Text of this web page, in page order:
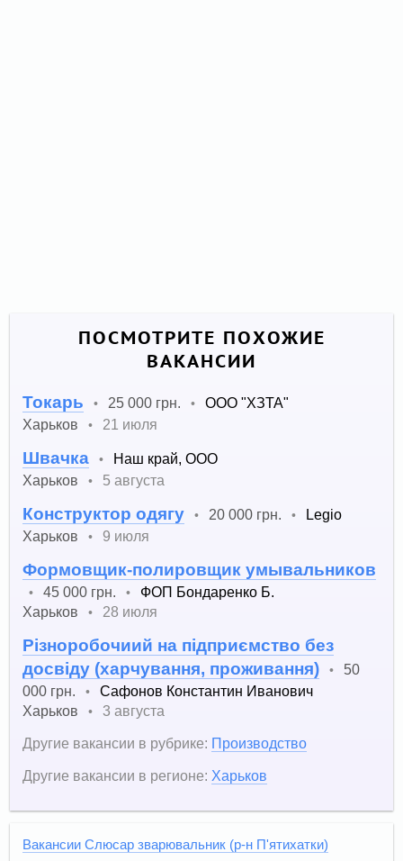
ПОСМОТРИТЕ ПОХОЖИЕ
ВАКАНСИИ
Токарь • 25 000 грн. •
ООО "ХЗТА"
Харьков
• 21 июля
Швачка •
Наш край, ООО
Харьков
• 5 августа
Конструктор одягу • 20 000 грн. •
Legio
Харьков
• 9 июля
Формовщик-полировщик умывальников
• 45 000 грн. •
ФОП Бондаренко Б.
Харьков
• 28 июля
Різноробочиий на підприємство без
досвіду (харчування, проживання)
•
50
000 грн.
•
Сафонов Константин Иванович
Харьков
•
3 августа
Другие вакансии в рубрике: Производство
Другие вакансии в регионе: Харьков
Вакансии Слюсар зварювальник (р-н П'ятихатки)